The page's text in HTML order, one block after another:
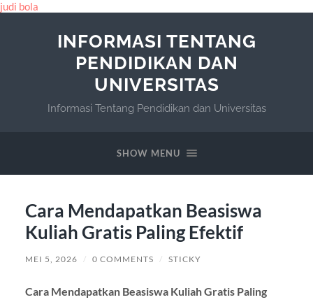
judi bola
INFORMASI TENTANG
PENDIDIKAN DAN
UNIVERSITAS
Informasi Tentang Pendidikan dan Universitas
SHOW MENU
Cara Mendapatkan Beasiswa
Kuliah Gratis Paling Efektif
MEI 5, 2026 / 0 COMMENTS / STICKY
Cara Mendapatkan Beasiswa Kuliah Gratis Paling